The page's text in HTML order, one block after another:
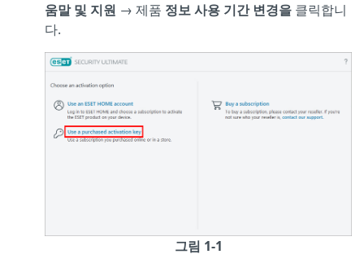
움말 및 지원 → 제품 정보 사용 기간 변경을 클릭합니
다.
그림 1-1